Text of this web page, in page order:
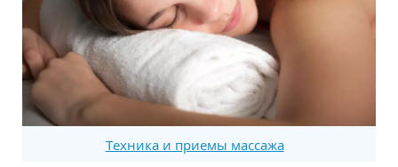
Техника и приемы массажа